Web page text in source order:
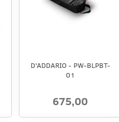
D'ADDARIO - PW-BLPBT-
01
675,00